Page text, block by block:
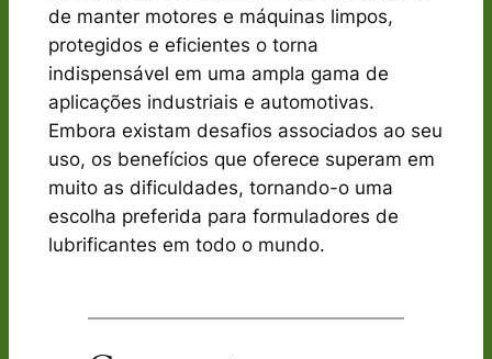
de manter motores e máquinas limpos,
protegidos e eficientes o torna
indispensável em uma ampla gama de
aplicações industriais e automotivas.
Embora existam desafios associados ao seu
uso, os benefícios que oferece superam em
muito as dificuldades, tornando-o uma
escolha preferida para formuladores de
lubrificantes em todo o mundo.